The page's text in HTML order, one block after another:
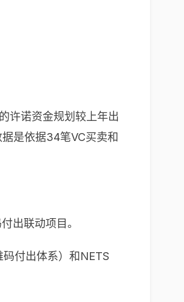
许诺资金规划较上年出
是依据34笔VC买卖和
出联动项目。
付出体系）和NETS